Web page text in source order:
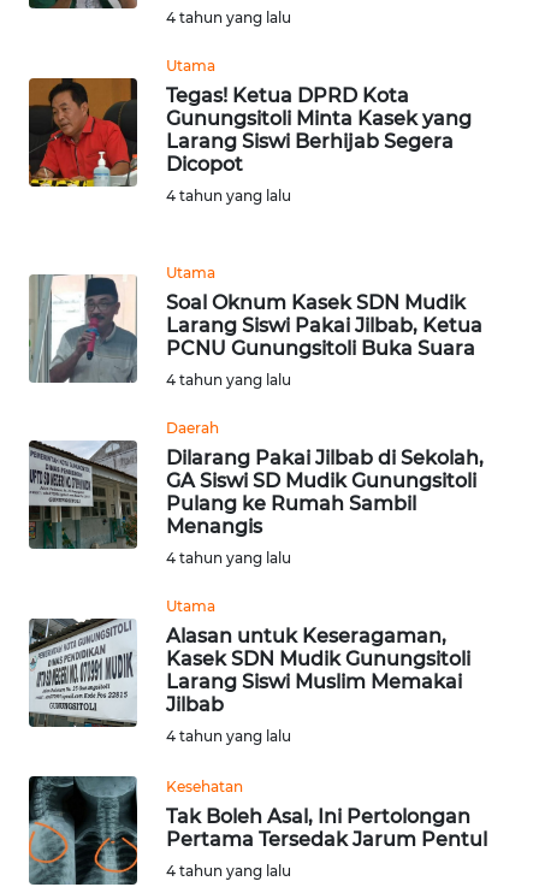
4 tahun yang lalu
Utama
Tegas! Ketua DPRD Kota
Gunungsitoli Minta Kasek yang
Larang Siswi Berhijab Segera
Dicopot
4 tahun yang lalu
Utama
Soal Oknum Kasek SDN Mudik
Larang Siswi Pakai Jilbab, Ketua
PCNU Gunungsitoli Buka Suara
4 tahun yang lalu
Daerah
Dilarang Pakai Jilbab di Sekolah,
GA Siswi SD Mudik Gunungsitoli
Pulang ke Rumah Sambil
Menangis
4 tahun yang lalu
Utama
Alasan untuk Keseragaman,
Kasek SDN Mudik Gunungsitoli
Larang Siswi Muslim Memakai
Jilbab
4 tahun yang lalu
Kesehatan
Tak Boleh Asal, Ini Pertolongan
Pertama Tersedak Jarum Pentul
4 tahun yang lalu
TOBA
WN
NIAS
LANGKAT
WN
TAPANULI
SELATAN
WN
TANJUNG
LESUNG
WN
SIMALUNGUN
WN
TAPANULI
TENGAH